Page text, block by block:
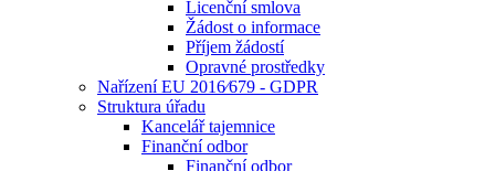
Licenční smlova
Žádost o informace
Příjem žádostí
Opravné prostředky
Nařízení EU 2016⁄679 - GDPR
Struktura úřadu
Kancelář tajemnice
Finanční odbor
Finanční odbor